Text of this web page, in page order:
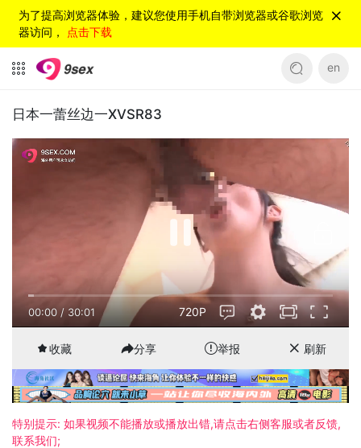
为了提高浏览器体验，建议您使用手机自带浏览器或谷歌浏览
器访问， 点击下载
en
日本一蕾丝边一XVSR83
00:00 / 30:01 720P
收藏 分享 举报 刷新
特别提示: 如果视频不能播放或播放出错,请点击右侧客服或者反馈,
联系我们;